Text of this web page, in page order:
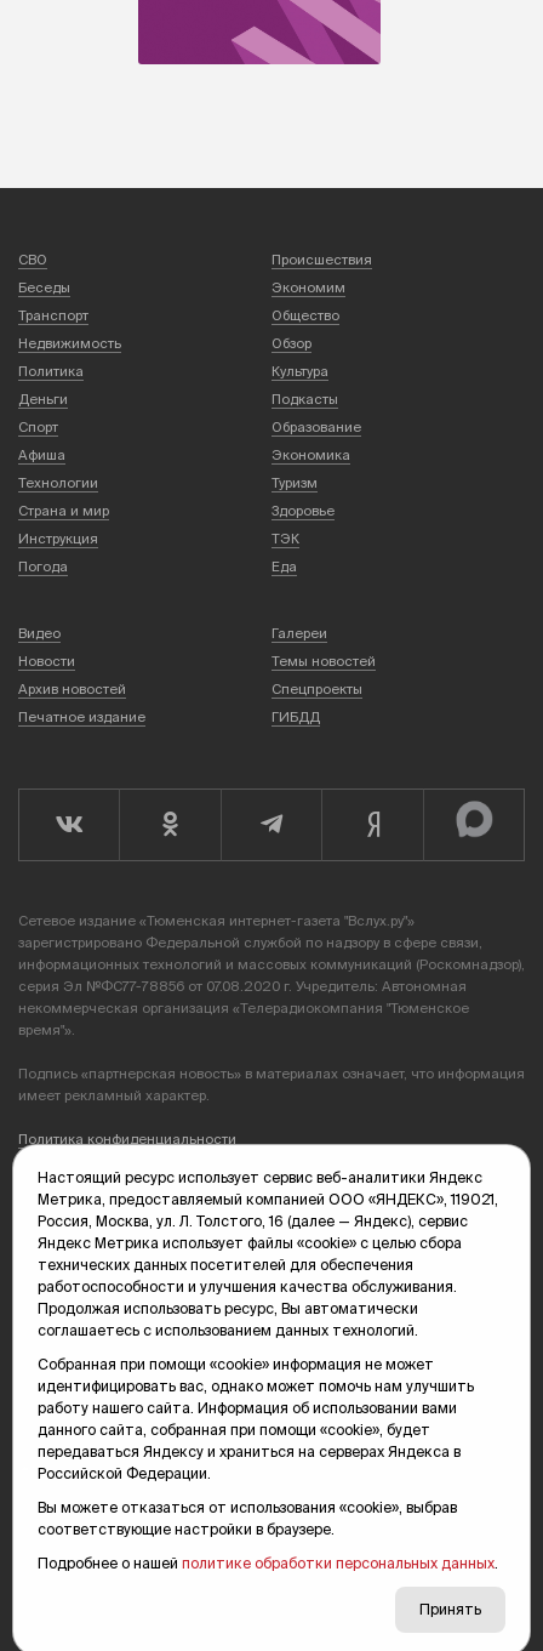
СВО
Происшествия
Беседы
Экономим
Транспорт
Общество
Недвижимость
Обзор
Политика
Культура
Деньги
Подкасты
Спорт
Образование
Афиша
Экономика
Технологии
Туризм
Страна и мир
Здоровье
Инструкция
ТЭК
Погода
Еда
Видео
Галереи
Новости
Темы новостей
Архив новостей
Спецпроекты
Печатное издание
ГИБДД
Сетевое издание «Тюменская интернет-газета "Вслух.ру"»
зарегистрировано Федеральной службой по надзору в сфере связи,
информационных технологий и массовых коммуникаций (Роскомнадзор),
серия Эл №ФС77-78856 от 07.08.2020 г. Учредитель: Автономная
некоммерческая организация «Телерадиокомпания "Тюменское
время"».
Подпись «партнерская новость» в материалах означает, что информация
имеет рекламный характер.
Политика конфиденциальности
Редакция: 625035, Тюмень, пр. Геологоразведчиков, 28А
(3452) 68-89-05
edit@vsluh.ru
Главный редактор: Панкина Т.Ю.
kika@vsluh.ru
По вопросам рекламы:
(3452) 68-89-78
kotovaev@sibinformburo.ru
mim@vsluh.ru
16+
Настоящий ресурс использует сервис веб-аналитики Яндекс
Метрика, предоставляемый компанией ООО «ЯНДЕКС», 119021,
Россия, Москва, ул. Л. Толстого, 16 (далее — Яндекс), сервис
Яндекс Метрика использует файлы «cookie» с целью сбора
технических данных посетителей для обеспечения
работоспособности и улучшения качества обслуживания.
Продолжая использовать ресурс, Вы автоматически
соглашаетесь с использованием данных технологий.
Собранная при помощи «cookie» информация не может
идентифицировать вас, однако может помочь нам улучшить
работу нашего сайта. Информация об использовании вами
данного сайта, собранная при помощи «cookie», будет
передаваться Яндексу и храниться на серверах Яндекса в
Российской Федерации.
Вы можете отказаться от использования «cookie», выбрав
соответствующие настройки в браузере.
Подробнее о нашей политике обработки персональных данных
Принять